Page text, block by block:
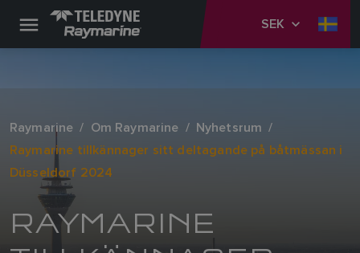
SEK
Raymarine Om Raymarine
Nyhetsrum
Raymarine tillkännager sitt deltagande på båtmässan i
Düsseldorf 2024
RAYMARINE